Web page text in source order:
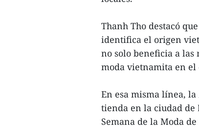
Thanh Tho destacó
identifica el origen
no solo beneficia a
moda vietnamita en
En esa misma línea,
tienda en la ciudad de
Semana de la Moda